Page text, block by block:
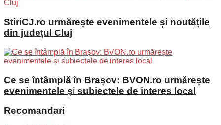
StiriCJ.ro urmărește evenimentele și noutățile
din județul Cluj
Ce se întâmplă în Brașov: BVON.ro urmărește
evenimentele și subiectele de interes local
Recomandari